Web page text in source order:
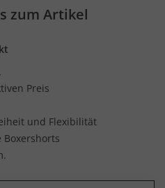
zum Artikel
Preis
und Flexibilität
Boxershorts